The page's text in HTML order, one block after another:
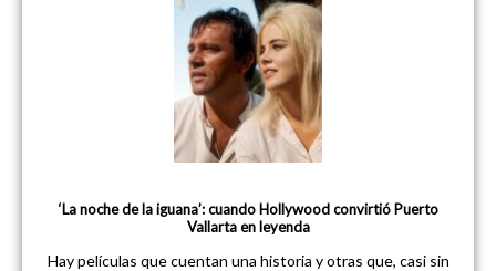
‘La noche de la iguana’: cuando Hollywood convirtió Puerto
Vallarta en leyenda
Hay películas que cuentan una historia y otras que, casi sin